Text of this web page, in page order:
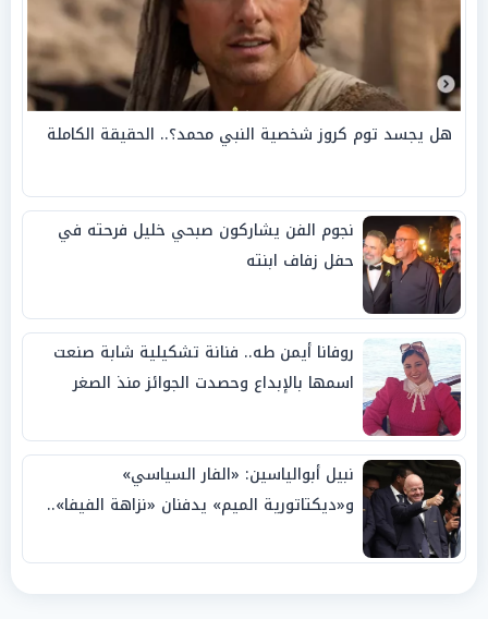
هل يجسد توم كروز شخصية النبي محمد؟.. الحقيقة الكاملة
نجوم الفن يشاركون صبحي خليل فرحته في
حفل زفاف ابنته
روفانا أيمن طه.. فنانة تشكيلية شابة صنعت
اسمها بالإبداع وحصدت الجوائز منذ الصغر
نبيل أبوالياسين: «الفار السياسي»
و«ديكتاتورية الميم» يدفنان «نزاهة الفيفا»..